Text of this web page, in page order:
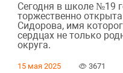
Сегодня в школе №19
торжественно
Сидорова, имя
сердцах не только
округа.
15 мая 2025 3671